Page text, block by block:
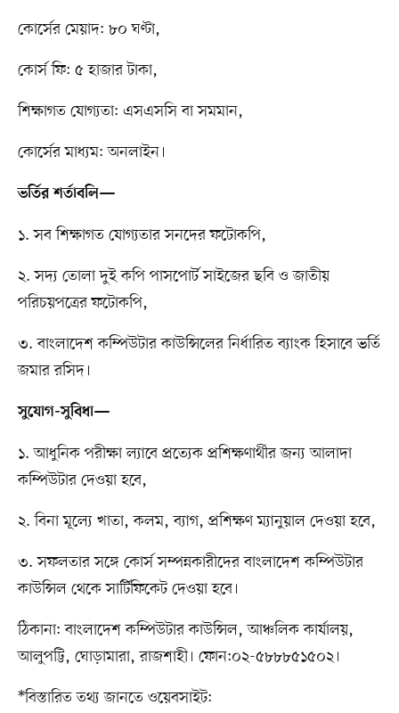
কোর্সের মেয়াদ: ৮০ ঘণ্টা,
কোর্স ফি: ৫ হাজার টাকা,
শিক্ষাগত যোগ্যতা: এসএসসি বা সমমান,
কোর্সের মাধ্যম: অনলাইন।
ভর্তির শর্তাবলি—
১. সব শিক্ষাগত যোগ্যতার সনদের ফটোকপি,
২. সদ্য তোলা দুই কপি পাসপোর্ট সাইজের ছবি ও জাতীয়
পরিচয়পত্রের ফটোকপি,
৩. বাংলাদেশ কম্পিউটার কাউন্সিলের নির্ধারিত ব্যাংক হিসাবে ভর্তি
জমার রসিদ।
সুযোগ-সুবিধা—
১. আধুনিক পরীক্ষা ল্যাবে প্রত্যেক প্রশিক্ষণার্থীর জন্য আলাদা
কম্পিউটার দেওয়া হবে,
২. বিনা মূল্যে খাতা, কলম, ব্যাগ, প্রশিক্ষণ ম্যানুয়াল দেওয়া হবে,
৩. সফলতার সঙ্গে কোর্স সম্পন্নকারীদের বাংলাদেশ কম্পিউটার
কাউন্সিল থেকে সার্টিফিকেট দেওয়া হবে।
ঠিকানা: বাংলাদেশ কম্পিউটার কাউন্সিল, আঞ্চলিক কার্যালয়,
আলুপট্টি, ঘোড়ামারা, রাজশাহী। ফোন:০২-৫৮৮৮৫১৫০২।
*বিস্তারিত তথ্য জানতে ওয়েবসাইট: